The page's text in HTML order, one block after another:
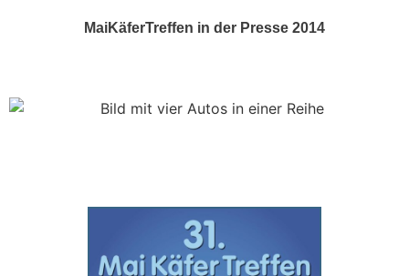
MaiKäferTreffen in der Presse 2014